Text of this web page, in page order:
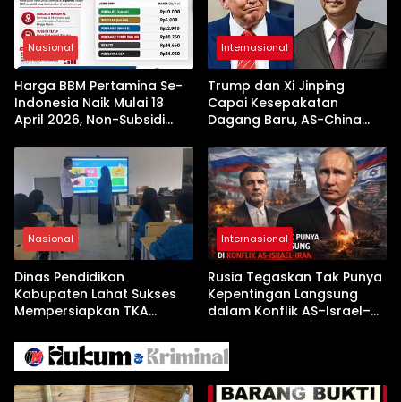
Nasional
Harga BBM Pertamina Se-
Indonesia Naik Mulai 18
April 2026, Non-Subsidi
Internasional
Trump dan Xi Jinping
Capai Kesepakatan
Dagang Baru, AS-China
Jelang Kunjungan Beijing
Nasional
Dinas Pendidikan
Kabupaten Lahat Sukses
Mempersiapkan TKA
Pembekalan Latihan Soal
Tanpa Internet
Internasional
Rusia Tegaskan Tak Punya
Kepentingan Langsung
dalam Konflik AS–Israel–